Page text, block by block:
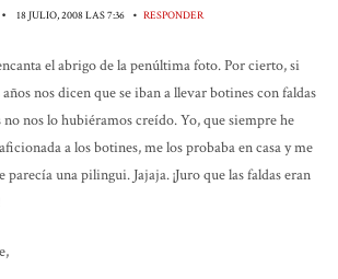
• 18 JULIO, 2008 LAS 7:36 • RESPONDER
el abrigo de la penúltima foto. Por cierto, si
nos dicen que se iban a llevar botines con faldas
no nos lo hubiéramos creído. Yo, que siempre he
a los botines, me los probaba en casa y me
parecía una pilingui. Jajaja. ¡Juro que las faldas eran